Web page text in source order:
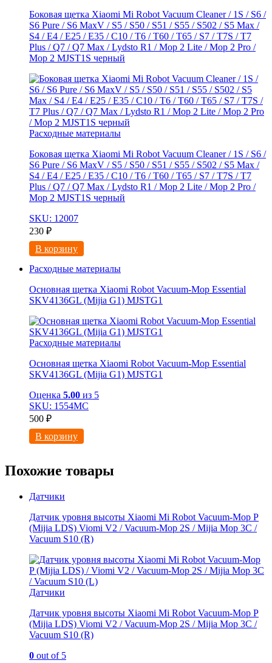
Боковая щетка Xiaomi Mi Robot Vacuum Cleaner / 1S / S6 /
S6 Pure / S6 MaxV / S5 / S50 / S51 / S55 / S502 / S5 Max /
S4 / E4 / E25 / E35 / C10 / T6 / T60 / T65 / S7 / T7S / T7
Plus / Q7 / Q7 Max / Lydsto R1 / Mop 2 Lite / Mop 2 Pro /
Mop 2 MJST1S черный
Расходные материалы
Боковая щетка Xiaomi Mi Robot Vacuum Cleaner / 1S / S6 /
S6 Pure / S6 MaxV / S5 / S50 / S51 / S55 / S502 / S5 Max /
S4 / E4 / E25 / E35 / C10 / T6 / T60 / T65 / S7 / T7S / T7
Plus / Q7 / Q7 Max / Lydsto R1 / Mop 2 Lite / Mop 2 Pro /
Mop 2 MJST1S черный
SKU: 12007
230 ₽
В корзину
Расходные материалы
Основная щетка Xiaomi Robot Vacuum-Mop Essential
SKV4136GL (Mijia G1) MJSTG1
Расходные материалы
Основная щетка Xiaomi Robot Vacuum-Mop Essential
SKV4136GL (Mijia G1) MJSTG1
Оценка 5.00 из 5
SKU: 1554МС
500 ₽
В корзину
Похожие товары
Датчики
Датчик уровня высоты Xiaomi Mi Robot Vacuum-Mop P
(Mijia LDS) Viomi V2 / Vacuum-Mop 2S / Mijia Mop 3C /
Vacuum S10 (R)
Датчики
Датчик уровня высоты Xiaomi Mi Robot Vacuum-Mop P
(Mijia LDS) Viomi V2 / Vacuum-Mop 2S / Mijia Mop 3C /
Vacuum S10 (R)
0 out of 5